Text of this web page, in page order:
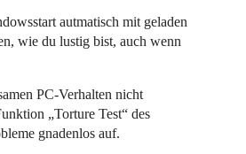
autmatisch mit geladen
wie du lustig bist, auch wenn
PC-Verhalten nicht
„Torture Test“ des
gnadenlos auf.